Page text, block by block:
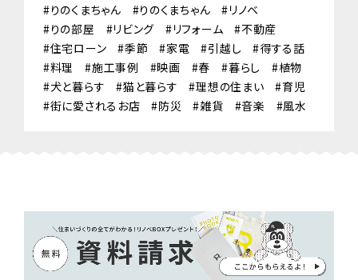
りのくまちゃん
りのくまちゃん
リノベ
りの部屋
リビング リフォーム
不動産
住宅ローン
季節 家電 引越し
得する話
料理
施工事例 映画 春 暮らし
植物
犬と暮らす
猫と暮らす 理想の住まい
育児
街に愛されるお店
防災 雑貨 音楽 風水